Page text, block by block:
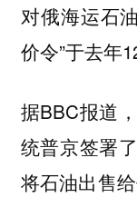
对俄海运石
价令”于去年
据BBC报道
统普京签署
将石油出售